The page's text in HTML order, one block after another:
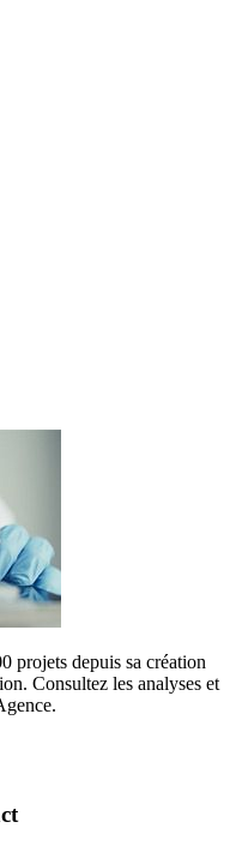
projets depuis sa création
Consultez les analyses et